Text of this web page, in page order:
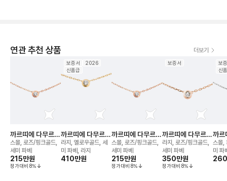
연관 추천 상품 더보기
까르띠에 다무르
네크리스
스몰, 로즈/핑크골드,
세미 파베
215만원
정가대비 8%
보증서
2026
신품급
까르띠에 다무르
네크리스
라지, 옐로우골드, 세
미 파베, 라지
410만원
까르띠에 다무르
네크리스
스몰, 로즈/핑크골드,
세미 파베
215만원
정가대비 8%
보증서
까르띠에 다무르
네크리스
라지, 로즈/핑크골드,
세미 파베
350만원
정가대비 8%
보
신
까르
네크
스몰,
미 파